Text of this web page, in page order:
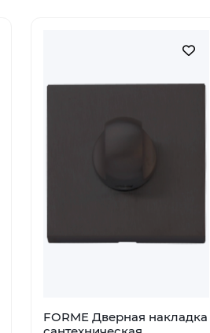
FORME Дверная накладка